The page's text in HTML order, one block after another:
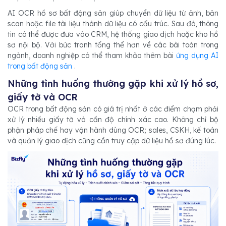
AI OCR hồ sơ bất động sản giúp chuyển dữ liệu từ ảnh, bản
scan hoặc file tài liệu thành dữ liệu có cấu trúc. Sau đó, thông
tin có thể được đưa vào CRM, hệ thống giao dịch hoặc kho hồ
sơ nội bộ. Với bức tranh tổng thể hơn về các bài toán trong
ngành, doanh nghiệp có thể tham khảo thêm bài ứng dụng AI
trong bất động sản .
Những tình huống thường gặp khi xử lý hồ sơ,
giấy tờ và OCR
OCR trong bất động sản có giá trị nhất ở các điểm chạm phải
xử lý nhiều giấy tờ và cần độ chính xác cao. Không chỉ bộ
phận pháp chế hay vận hành dùng OCR; sales, CSKH, kế toán
và quản lý giao dịch cũng cần truy cập dữ liệu hồ sơ đúng lúc.